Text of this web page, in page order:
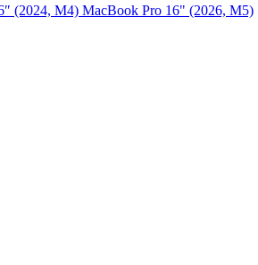
(2024, M4) MacBook Pro 16" (2026, M5)